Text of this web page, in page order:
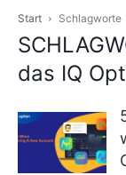
Start Schlagworte
das IQ